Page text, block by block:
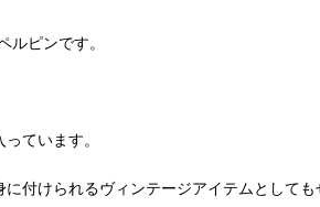
ピンです。
ています。
付けられるヴィンテージアイテムとしても